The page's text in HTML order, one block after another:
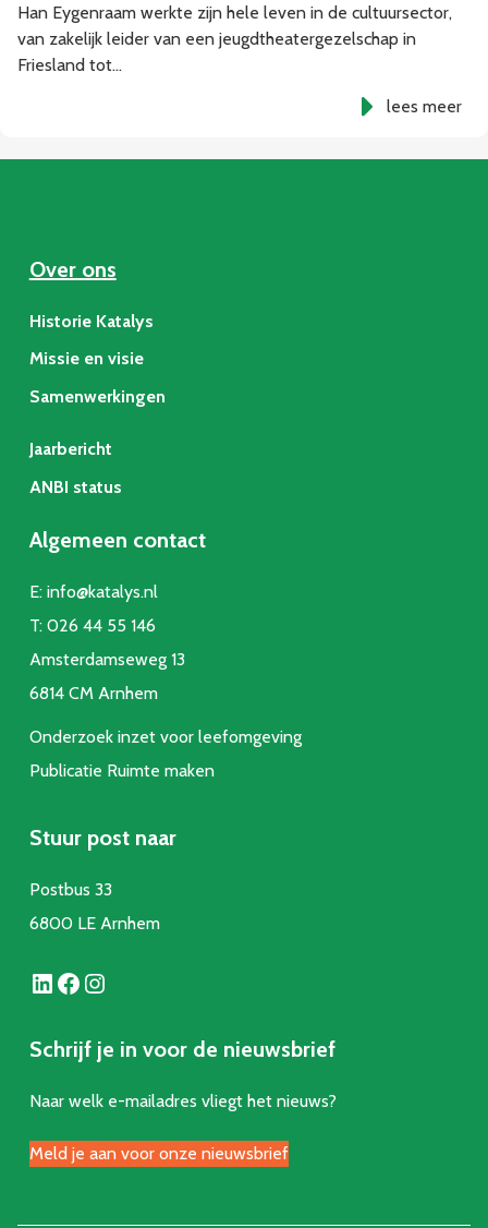
Han Eygenraam werkte zijn hele leven in de cultuursector,
van zakelijk leider van een jeugdtheatergezelschap in
Friesland tot…
lees meer
Over ons
Historie Katalys
Missie en visie
Samenwerkingen
Jaarbericht
ANBI status
Algemeen contact
E: info@katalys.nl
T: 026 44 55 146
Amsterdamseweg 13
6814 CM Arnhem
Onderzoek inzet voor leefomgeving
Publicatie Ruimte maken
Stuur post naar
Postbus 33
6800 LE Arnhem
LinkedIn Facebook Instagram
Schrijf je in voor de nieuwsbrief
Naar welk e-mailadres vliegt het nieuws?
Meld je aan voor onze nieuwsbrief